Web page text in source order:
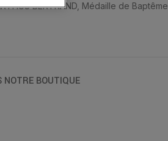
BERTRAND, Médaille de Baptême
NOTRE BOUTIQUE